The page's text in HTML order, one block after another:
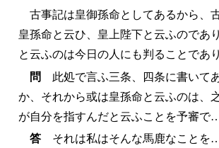
古事記は皇御孫命としてあるから、
皇孫命と云ひ、皇上陛下と云ふのであ
と云ふのは今日の人にも判ることであ
問 此処で言ふ三条、四条に書いて
か、それから或は皇孫命と云ふのは、
が自分を指すんだと云ふことを予審で
答それは私はそんな馬鹿なことを